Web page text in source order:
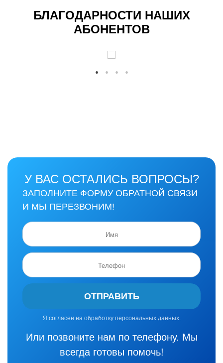
БЛАГОДАРНОСТИ НАШИХ
АБОНЕНТОВ
У ВАС ОСТАЛИСЬ ВОПРОСЫ?
ЗАПОЛНИТЕ ФОРМУ ОБРАТНОЙ СВЯЗИ
И МЫ ПЕРЕЗВОНИМ!
ОТПРАВИТЬ
Я согласен на обработку персональных данных.
Или позвоните нам по телефону. Мы
всегда готовы помочь!